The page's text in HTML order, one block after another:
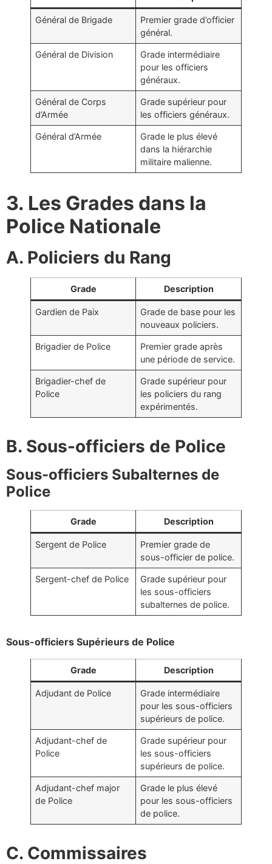
Général de Brigade
Premier grade d’officier
général.
Général de Division
Grade intermédiaire
pour les officiers
généraux.
Général de Corps
d’Armée
Grade supérieur pour
les officiers généraux.
Général d’Armée
Grade le plus élevé
dans la hiérarchie
militaire malienne.
3. Les Grades dans la
Police Nationale
A. Policiers du Rang
Grade Description
Gardien de Paix
Grade de base pour les
nouveaux policiers.
Brigadier de Police
Premier grade après
une période de service.
Brigadier-chef de
Police
Grade supérieur pour
les policiers du rang
expérimentés.
B. Sous-officiers de Police
Sous-officiers Subalternes de
Police
Grade Description
Sergent de Police
Premier grade de
sous-officier de police.
Sergent-chef de Police
Grade supérieur pour
les sous-officiers
subalternes de police.
Sous-officiers Supérieurs de Police
Grade Description
Adjudant de Police
Grade intermédiaire
pour les sous-officiers
supérieurs de police.
Adjudant-chef de
Police
Grade supérieur pour
les sous-officiers
supérieurs de police.
Adjudant-chef major
de Police
Grade le plus élevé
pour les sous-officiers
de police.
C. Commissaires